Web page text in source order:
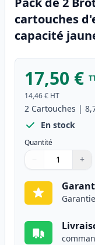
cartouches
capacité
17,50 €
14,46 € HT
2 Cartouches |
En stock
Quantité
Quantité
Utilisez les
− +
Quantité